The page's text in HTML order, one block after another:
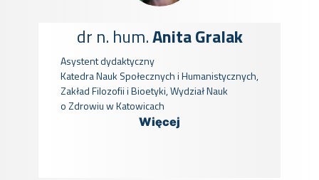
dr n. hum.Anita Gralak
Asystent dydaktyczny
Katedra Nauk Społecznych i Humanistycznych,
Zakład Filozofii i Bioetyki, Wydział Nauk
o Zdrowiu w Katowicach
Więcej